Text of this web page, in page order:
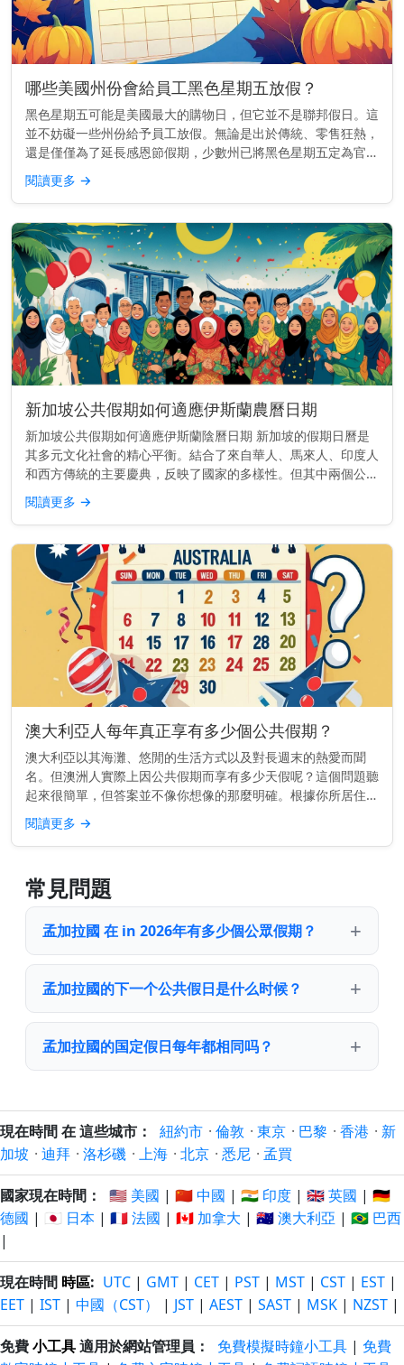
哪些美國州份會給員工黑色星期五放假？
黑色星期五可能是美國最大的購物日，但它並不是聯邦假日。這
並不妨礙一些州份給予員工放假。無論是出於傳統、零售狂熱，
還是僅僅為了延長感恩節假期，少數州已將黑色星期五定為官方
州假日，至少對公共部門的員工如此。 快速見解： 至少有25個
美國州份為部...
閱讀更多 →
新加坡公共假期如何適應伊斯蘭農曆日期
新加坡公共假期如何適應伊斯蘭陰曆日期 新加坡的假期日曆是
其多元文化社會的精心平衡。結合了來自華人、馬來人、印度人
和西方傳統的主要慶典，反映了國家的多樣性。但其中兩個公共
假期——哈芝節（Hari Raya Haji）和開齋節（Hari Ray...
閱讀更多 →
澳大利亞人每年真正享有多少個公共假期？
澳大利亞以其海灘、悠閒的生活方式以及對長週末的熱愛而聞
名。但澳洲人實際上因公共假期而享有多少天假呢？這個問題聽
起來很簡單，但答案並不像你想像的那麼明確。根據你所居住的
地點，你每年的公共假期數量可能會大不相同。 快速了解： 大
多數澳大利亞人每...
閱讀更多 →
常見問題
孟加拉國 在 in 2026年有多少個公眾假期？
孟加拉國的下一个公共假日是什么时候？
孟加拉國的国定假日每年都相同吗？
現在時間 在 這些城市： 紐約市 · 倫敦 · 東京 · 巴黎 · 香港 · 新
加坡 · 迪拜 · 洛杉磯 · 上海 · 北京 · 悉尼 · 孟買
國家現在時間： 🇺🇸 美國 | 🇨🇳 中國 | 🇮🇳 印度 | 🇬🇧 英國 | 🇩🇪
德國 | 🇯🇵 日本 | 🇫🇷 法國 | 🇨🇦 加拿大 | 🇦🇺 澳大利亞 | 🇧🇷 巴西
|
現在時間 時區: UTC | GMT | CET | PST | MST | CST | EST |
EET | IST | 中國（CST） | JST | AEST | SAST | MSK | NZST |
免費小工具適用於網站管理員： 免費模擬時鐘小工具 | 免費